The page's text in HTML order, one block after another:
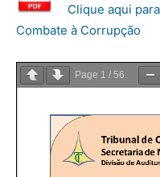
Clique aqui
Combate à Corrupção
Page 1 / 56